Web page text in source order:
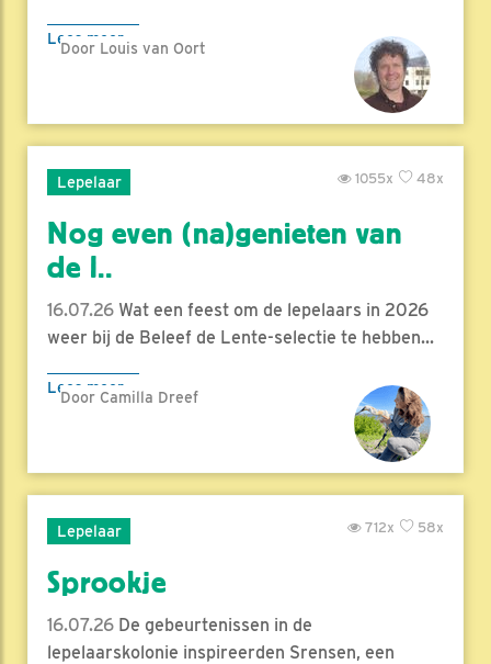
Lees meer
Door Louis van Oort
Lepelaar 48x
1055x
Nog even (na)genieten van
de l..
16.07.26 Wat een feest om de lepelaars in 2026
weer bij de Beleef de Lente-selectie te hebben...
Lees meer
Door Camilla Dreef
Lepelaar 58x
712x
Sprookje
16.07.26 De gebeurtenissen in de
lepelaarskolonie inspireerden Srensen, een